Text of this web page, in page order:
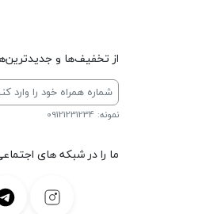
از تخفیف‌ها و
نمونه: 09121231234
ما را در شبکه های